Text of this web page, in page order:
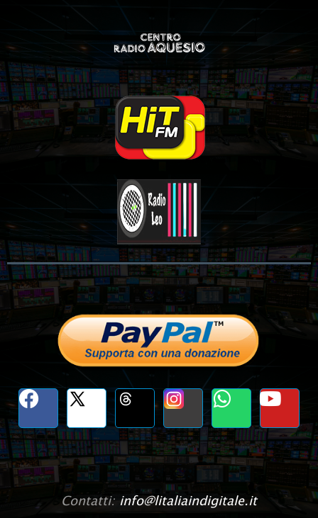
Contatti: info@litaliaindigitale.it